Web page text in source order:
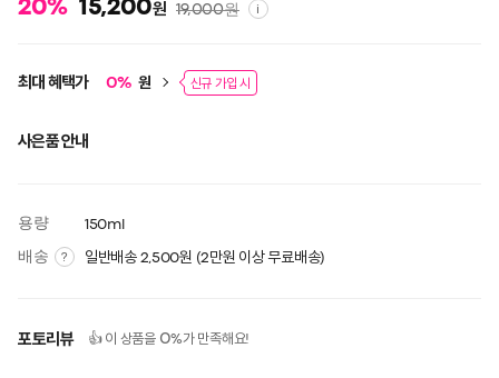
20% 15,200원 19,000원 i
최대 혜택가 0% 원 신규 가입 시
사은품 안내
용량 150ml
배송 ? 일반배송 2,500원 (2만원 이상 무료배송)
포토리뷰 👍 이 상품을 0%가 만족해요!